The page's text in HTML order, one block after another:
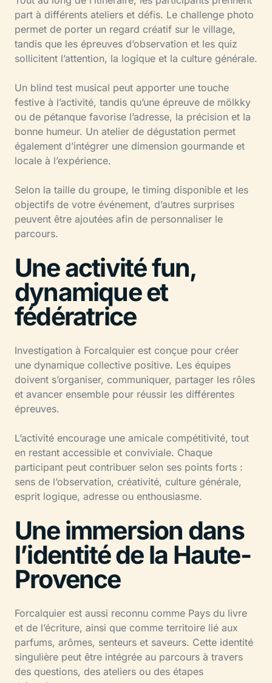
part à différents ateliers et défis. Le challenge photo
permet de porter un regard créatif sur le village,
tandis que les épreuves d’observation et les quiz
sollicitent l’attention, la logique et la culture générale.
Un blind test musical peut apporter une touche
festive à l’activité, tandis qu’une épreuve de mölkky
ou de pétanque favorise l’adresse, la précision et la
bonne humeur. Un atelier de dégustation permet
également d’intégrer une dimension gourmande et
locale à l’expérience.
Selon la taille du groupe, le timing disponible et les
objectifs de votre événement, d’autres surprises
peuvent être ajoutées afin de personnaliser le
parcours.
Une activité fun,
dynamique et
fédératrice
Investigation à Forcalquier est conçue pour créer
une dynamique collective positive. Les équipes
doivent s’organiser, communiquer, partager les rôles
et avancer ensemble pour réussir les différentes
épreuves.
L’activité encourage une amicale compétitivité, tout
en restant accessible et conviviale. Chaque
participant peut contribuer selon ses points forts :
sens de l’observation, créativité, culture générale,
esprit logique, adresse ou enthousiasme.
Une immersion dans
l’identité de la Haute-
Provence
Forcalquier est aussi reconnu comme Pays du livre
et de l’écriture, ainsi que comme territoire lié aux
parfums, arômes, senteurs et saveurs. Cette identité
singulière peut être intégrée au parcours à travers
des questions, des ateliers ou des étapes